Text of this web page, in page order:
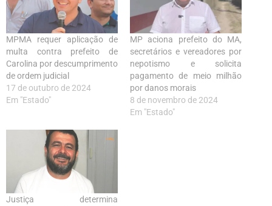
MPMA requer aplicação de
multa contra prefeito de
Carolina por descumprimento
de ordem judicial
17 de outubro de 2024
Em "Estado"
MP aciona prefeito do MA,
secretários e vereadores por
nepotismo e solicita
pagamento de meio milhão
por danos morais
8 de novembro de 2024
Em "Estado"
Justiça determina